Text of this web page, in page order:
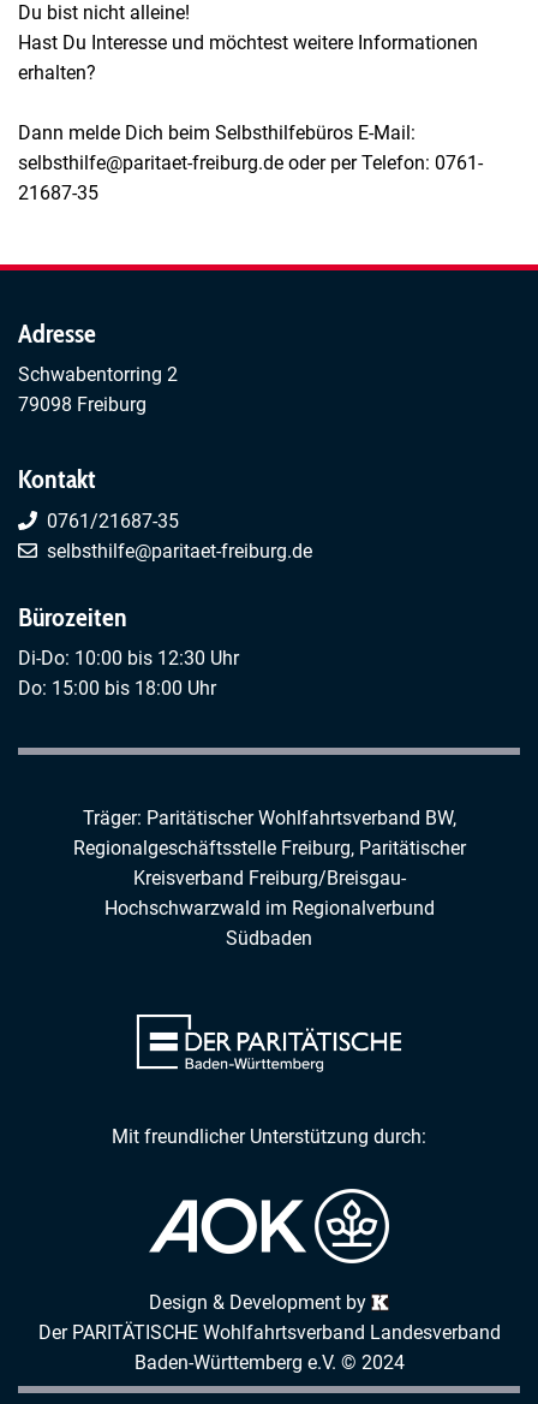
Du bist nicht alleine!
Hast Du Interesse und möchtest weitere Informationen
erhalten?
Dann melde Dich beim Selbsthilfebüros E-Mail:
selbsthilfe@paritaet-freiburg.de oder per Telefon: 0761-
21687-35
Adresse
Schwabentorring 2
79098 Freiburg
Kontakt
0761/21687-35
selbsthilfe@paritaet-freiburg.de
Bürozeiten
Di-Do: 10:00 bis 12:30 Uhr
Do: 15:00 bis 18:00 Uhr
Träger: Paritätischer Wohlfahrtsverband BW,
Regionalgeschäftsstelle Freiburg, Paritätischer
Kreisverband Freiburg/Breisgau-
Hochschwarzwald im Regionalverbund
Südbaden
Mit freundlicher Unterstützung durch:
Design & Development by
Der PARITÄTISCHE Wohlfahrtsverband Landesverband
Baden-Württemberg e.V. © 2024